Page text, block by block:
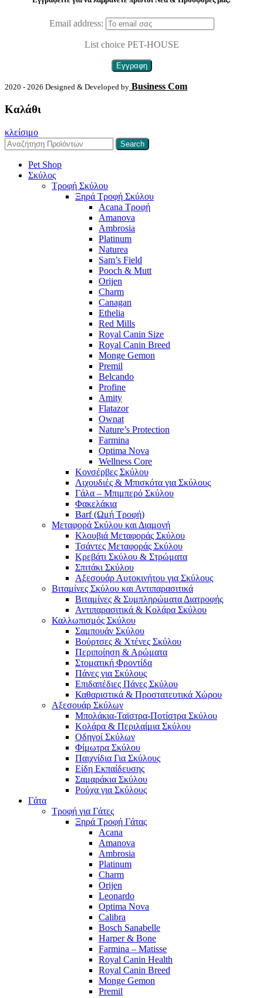
Email address:
List choice PET-HOUSE
2020 - 2026 Designed & Developed by Business Com
Καλάθι
κλείσιμο
Search
Pet Shop
Σκύλος
Τροφή Σκύλου
Ξηρά Τροφή Σκύλου
Acana Τροφή
Amanova
Ambrosia
Platinum
Naturea
Sam’s Field
Pooch & Mutt
Orijen
Charm
Canagan
Ethelia
Red Mills
Royal Canin Size
Royal Canin Breed
Monge Gemon
Premil
Belcando
Profine
Amity
Flatazor
Ownat
Nature’s Protection
Farmina
Optima Nova
Wellness Core
Κονσέρβες Σκύλου
Λιχουδιές & Μπισκότα για Σκύλους
Γάλα – Μπιμπερό Σκύλου
Φακελάκια
Barf (Ωμή Τροφή)
Μεταφορά Σκύλου και Διαμονή
Κλουβιά Μεταφοράς Σκύλου
Τσάντες Μεταφοράς Σκύλου
Κρεβάτι Σκύλου & Στρώματα
Σπιτάκι Σκύλου
Αξεσουάρ Αυτοκινήτου για Σκύλους
Βιταμίνες Σκύλου και Αντιπαρασιτικά
Βιταμίνες & Συμπληρώματα Διατροφής
Αντιπαρασιτικά & Κολάρα Σκύλου
Καλλωπισμός Σκύλου
Σαμπουάν Σκύλου
Βούρτσες & Χτένες Σκύλου
Περιποίηση & Αρώματα
Στοματική Φροντίδα
Πάνες για Σκύλους
Επιδαπέδιες Πάνες Σκύλου
Καθαριστικά & Προστατευτικά Χώρου
Αξεσουάρ Σκύλων
Μπολάκια-Ταϊστρα-Ποτίστρα Σκύλου
Κολάρα & Περιλαίμια Σκύλου
Οδηγοί Σκύλων
Φίμωτρα Σκύλου
Παιχνίδια Για Σκύλους
Είδη Εκπαίδευσης
Σαμαράκια Σκύλου
Ρούχα για Σκύλους
Γάτα
Τροφή για Γάτες
Ξηρά Τροφή Γάτας
Acana
Amanova
Ambrosia
Platinum
Charm
Orijen
Leonardo
Optima Nova
Calibra
Bosch Sanabelle
Harper & Bone
Farmina – Matisse
Royal Canin Health
Royal Canin Breed
Monge Gemon
Premil